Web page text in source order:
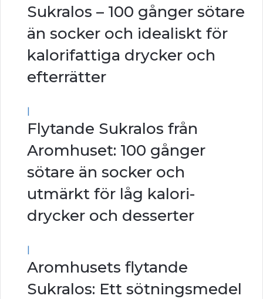
Sukralos – 100 gånger sötare
än socker och idealiskt för
kalorifattiga drycker och
efterrätter
|
Flytande Sukralos från
Aromhuset: 100 gånger
sötare än socker och
utmärkt för låg kalori-
drycker och desserter
|
Aromhusets flytande
Sukralos: Ett sötningsmedel